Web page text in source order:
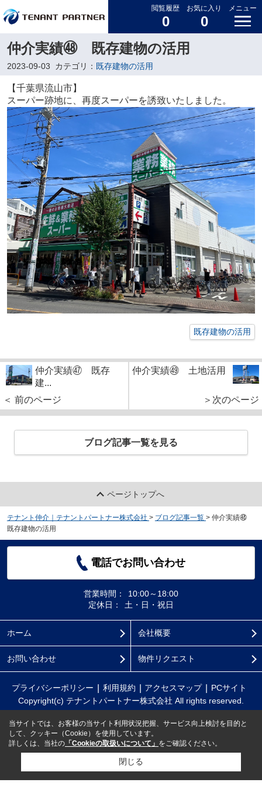
閲覧履歴
0
お気に入り
0
メニュー
仲介実績㊽ 既存建物の活用
2023-09-03 カテゴリ： 既存建物の活用
【千葉県流山市】
スーパー跡地に、再度スーパーを誘致いたしました。
既存建物の活用
仲介実績㊼ 既存
建...
＜ 前のページ
仲介実績㊾ 土地活用
＞次のページ
ブログ記事一覧を見る
ページトップへ
テナント仲介｜テナントパートナー株式会社 > ブログ記事一覧 > 仲介実績㊽
既存建物の活用
電話でお問い合わせ
営業時間：
10:00～18:00
定休日：
土・日・祝日
ホーム 会社概要
お問い合わせ 物件リクエスト
プライバシーポリシー 利用規約 アクセスマップ
PCサイト
Copyright(c) テナントパートナー株式会社 All rights reserved.
当サイトでは、お客様の当サイト利用状況把握、サービス向上検討を目的と
して、クッキー（Cookie）を使用しています。
詳しくは、当社の 「Cookieの取扱いについて」 をご確認ください。
閉じる